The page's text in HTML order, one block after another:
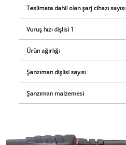
Teslimata dahil olan şarj cihazı sayısı
Vuruş hızı dişlisi 1
Ürün ağırlığı
Şanzıman dişlisi sayısı
Şanzıman malzemesi